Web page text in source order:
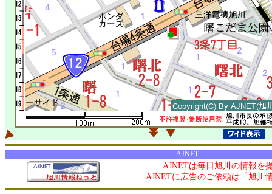
AJNET
AJNETは毎日旭川の情報を
AJNETに広告のご依頼は「旭川